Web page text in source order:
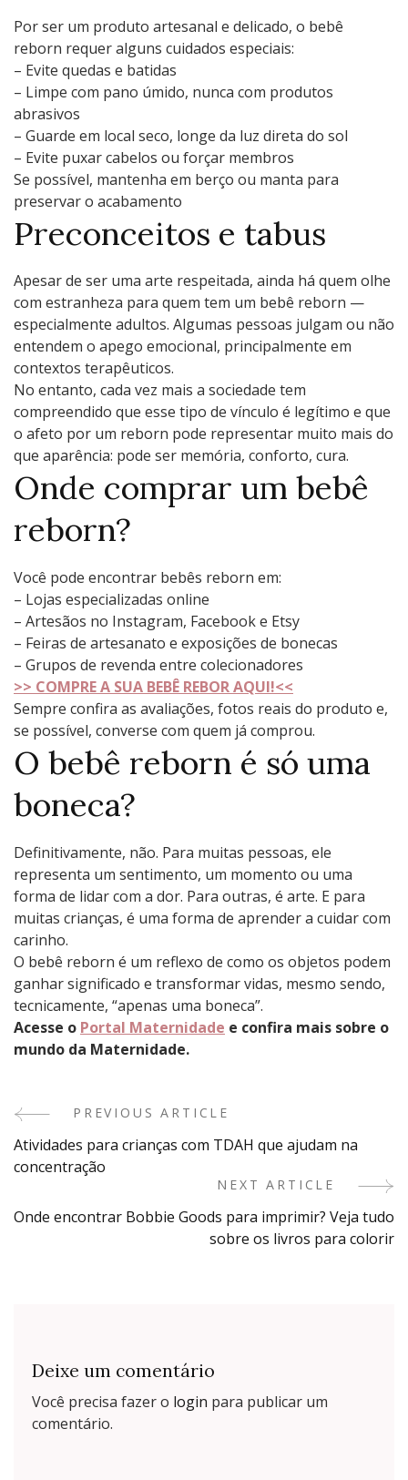
Por ser um produto artesanal e delicado, o bebê
reborn requer alguns cuidados especiais:
– Evite quedas e batidas
– Limpe com pano úmido, nunca com produtos
abrasivos
– Guarde em local seco, longe da luz direta do sol
– Evite puxar cabelos ou forçar membros
Se possível, mantenha em berço ou manta para
preservar o acabamento
Preconceitos e tabus
Apesar de ser uma arte respeitada, ainda há quem olhe
com estranheza para quem tem um bebê reborn —
especialmente adultos. Algumas pessoas julgam ou não
entendem o apego emocional, principalmente em
contextos terapêuticos.
No entanto, cada vez mais a sociedade tem
compreendido que esse tipo de vínculo é legítimo e que
o afeto por um reborn pode representar muito mais do
que aparência: pode ser memória, conforto, cura.
Onde comprar um bebê
reborn?
Você pode encontrar bebês reborn em:
– Lojas especializadas online
– Artesãos no Instagram, Facebook e Etsy
– Feiras de artesanato e exposições de bonecas
– Grupos de revenda entre colecionadores
>> COMPRE A SUA BEBÊ REBOR AQUI!<<
Sempre confira as avaliações, fotos reais do produto e,
se possível, converse com quem já comprou.
O bebê reborn é só uma
boneca?
Definitivamente, não. Para muitas pessoas, ele
representa um sentimento, um momento ou uma
forma de lidar com a dor. Para outras, é arte. E para
muitas crianças, é uma forma de aprender a cuidar com
carinho.
O bebê reborn é um reflexo de como os objetos podem
ganhar significado e transformar vidas, mesmo sendo,
tecnicamente, “apenas uma boneca”.
Acesse o Portal Maternidade e confira mais sobre o
mundo da Maternidade.
Post
Navigation
PREVIOUS ARTICLE
Atividades para crianças com TDAH que ajudam na
concentração
NEXT ARTICLE
Onde encontrar Bobbie Goods para imprimir? Veja tudo
sobre os livros para colorir
Deixe um comentário
Você precisa fazer o login para publicar um
comentário.